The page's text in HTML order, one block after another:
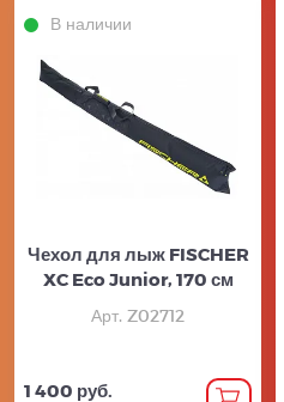
В наличии
Чехол для лыж FISCHER
XC Eco Junior, 170 см
Арт. Z02712
1 400 руб.